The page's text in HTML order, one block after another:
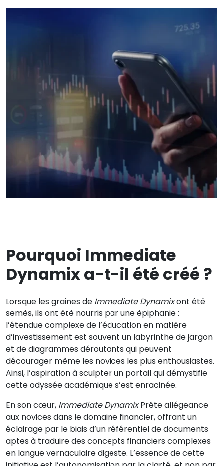
Pourquoi Immediate
Dynamix a-t-il été créé ?
Lorsque les graines de Immediate Dynamixont été
semés, ils ont été nourris par une épiphanie :
l’étendue complexe de l’éducation en matière
d’investissement est souvent un labyrinthe de jargon
et de diagrammes déroutants qui peuvent
décourager même les novices les plus enthousiastes.
Ainsi, l’aspiration à sculpter un portail qui démystifie
cette odyssée académique s’est enracinée.
En son cœur, Immediate DynamixPrête allégeance
aux novices dans le domaine financier, offrant un
éclairage par le biais d’un référentiel de documents
aptes à traduire des concepts financiers complexes
en langue vernaculaire digeste. L’essence de cette